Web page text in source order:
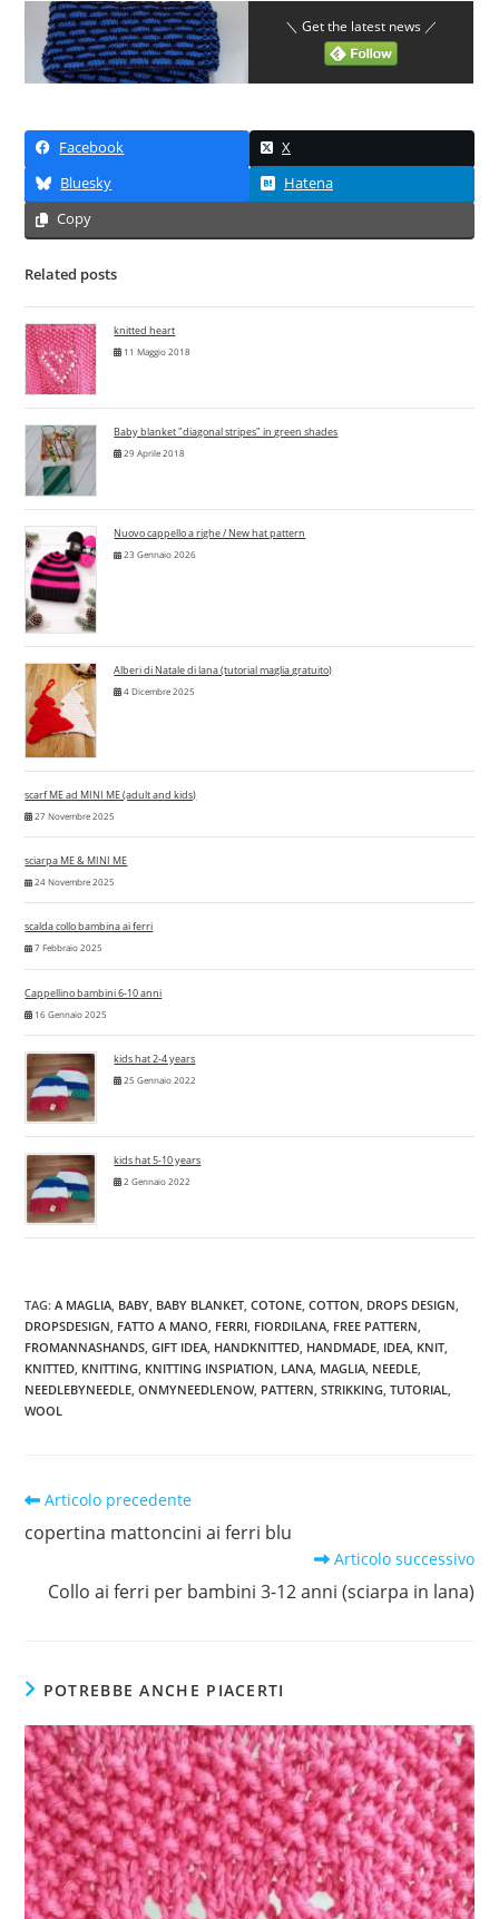
＼ Get the latest news ／
Facebook
X
Bluesky
Hatena
Copy
Related posts
knitted heart
11 Maggio 2018
Baby blanket "diagonal stripes" in green shades
29 Aprile 2018
Nuovo cappello a righe / New hat pattern
23 Gennaio 2026
Alberi di Natale di lana (tutorial maglia gratuito)
4 Dicembre 2025
scarf ME ad MINI ME (adult and kids)
27 Novembre 2025
sciarpa ME & MINI ME
24 Novembre 2025
scalda collo bambina ai ferri
7 Febbraio 2025
Cappellino bambini 6-10 anni
16 Gennaio 2025
kids hat 2-4 years
25 Gennaio 2022
kids hat 5-10 years
2 Gennaio 2022
TAG:A MAGLIA, BABY, BABY BLANKET, COTONE, COTTON, DROPS DESIGN,
DROPSDESIGN, FATTO A MANO, FERRI, FIORDILANA, FREE PATTERN,
FROMANNASHANDS, GIFT IDEA, HANDKNITTED, HANDMADE, IDEA, KNIT,
KNITTED, KNITTING, KNITTING INSPIATION, LANA, MAGLIA, NEEDLE,
NEEDLEBYNEEDLE, ONMYNEEDLENOW, PATTERN, STRIKKING, TUTORIAL,
WOOL
Leggi
articoli
Articolo precedente
copertina mattoncini ai ferri blu
Articolo successivo
Collo ai ferri per bambini 3-12 anni (sciarpa in lana)
POTREBBE ANCHE PIACERTI